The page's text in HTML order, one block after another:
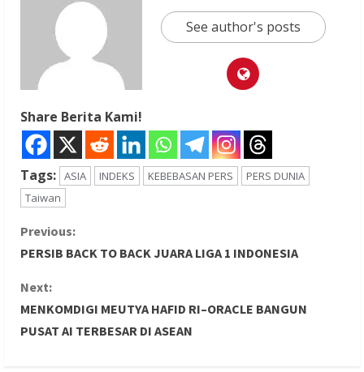
See author's posts
Share Berita Kami!
Tags: ASIA INDEKS KEBEBASAN PERS
PERS DUNIA
Taiwan
C
n
t
Previous:
PERSIB BACK TO BACK JUARA LIGA 1 INDONESIA
Next:
MENKOMDIGI MEUTYA HAFID RI–ORACLE BANGUN
PUSAT AI TERBESAR DI ASEAN